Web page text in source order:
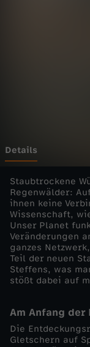
r
d
e
-
E
t
Details
Staubtrockene
Regenwälder:
ihnen keine
Wissenschaft,
Unser Planet
Veränderungen
ganzes
Teil der neuen
Steffens, was
stößt dabei auf
Am Anfang der
Die
Gletschern auf